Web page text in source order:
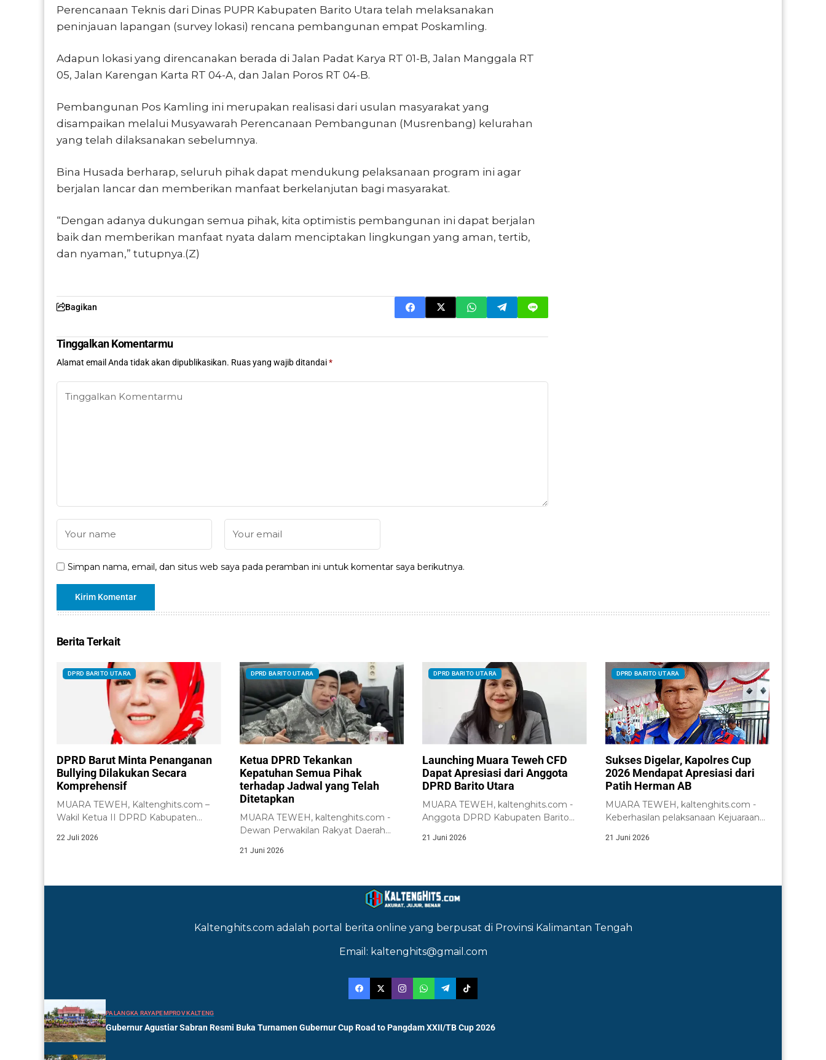
Perencanaan Teknis dari Dinas PUPR Kabupaten Barito Utara telah melaksanakan
peninjauan lapangan (survey lokasi) rencana pembangunan empat Poskamling.
Adapun lokasi yang direncanakan berada di Jalan Padat Karya RT 01-B, Jalan Manggala RT
05, Jalan Karengan Karta RT 04-A, dan Jalan Poros RT 04-B.
Pembangunan Pos Kamling ini merupakan realisasi dari usulan masyarakat yang
disampaikan melalui Musyawarah Perencanaan Pembangunan (Musrenbang) kelurahan
yang telah dilaksanakan sebelumnya.
Bina Husada berharap, seluruh pihak dapat mendukung pelaksanaan program ini agar
berjalan lancar dan memberikan manfaat berkelanjutan bagi masyarakat.
“Dengan adanya dukungan semua pihak, kita optimistis pembangunan ini dapat berjalan
baik dan memberikan manfaat nyata dalam menciptakan lingkungan yang aman, tertib,
dan nyaman,” tutupnya.(Z)
Bagikan
Tinggalkan Komentarmu
Alamat email Anda tidak akan dipublikasikan. Ruas yang wajib ditandai*
Simpan nama, email, dan situs web saya pada peramban ini untuk komentar saya berikutnya.
Berita Terkait
DPRD BARITO UTARA
DPRD Barut Minta Penanganan
Bullying Dilakukan Secara
Komprehensif
MUARA TEWEH, Kaltenghits.com –
Wakil Ketua II DPRD Kabupaten
22 Juli 2026
DPRD BARITO UTARA
Ketua DPRD Tekankan
Kepatuhan Semua Pihak
terhadap Jadwal yang Telah
Ditetapkan
MUARA TEWEH, kaltenghits.com -
Dewan Perwakilan Rakyat Daerah
21 Juni 2026
DPRD BARITO UTARA
Launching Muara Teweh CFD
Dapat Apresiasi dari Anggota
DPRD Barito Utara
MUARA TEWEH, kaltenghits.com -
Anggota DPRD Kabupaten Barito
21 Juni 2026
DPRD BARITO UTARA
Sukses Digelar, Kapolres Cup
2026 Mendapat Apresiasi dari
Patih Herman AB
MUARA TEWEH, kaltenghits.com -
Keberhasilan pelaksanaan Kejuaraan
21 Juni 2026
Kaltenghits.com adalah portal berita online yang berpusat di Provinsi Kalimantan Tengah
Email: kaltenghits@gmail.com
PALANGKA RAYAPEMPROV KALTENG
Gubernur Agustiar Sabran Resmi Buka Turnamen Gubernur Cup Road to Pangdam XXII/TB Cup 2026